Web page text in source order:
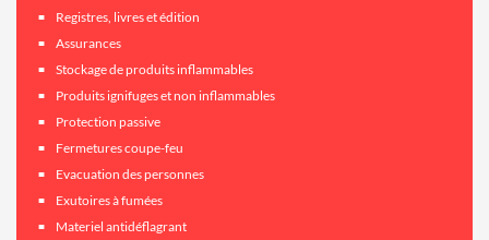
Registres, livres et édition
Assurances
Stockage de produits inflammables
Produits ignifuges et non inflammables
Protection passive
Fermetures coupe-feu
Evacuation des personnes
Exutoires à fumées
Materiel antidéflagrant